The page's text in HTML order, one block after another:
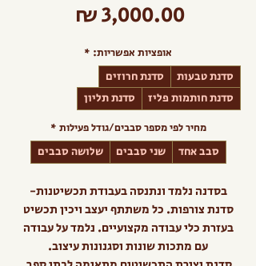
אופציות אפשריות: *
סדנת טבעות
סדנת חרוזים
סדנת חותמות פליז
סדנת תליון
מחיר לפי מספר סבבים/גודל פעילות *
סבב אחד שני סבבים שלושה סבבים
בסדנה נלמד ונתנסה בעבודת תכשיטנות-
סדנת צורפות. כל משתתף יעצב ויכין תכשיט
בעזרת כלי עבודה מקצועיים. נלמד על עבודה
עם מתכות שונות וסגנונות עיצוב.